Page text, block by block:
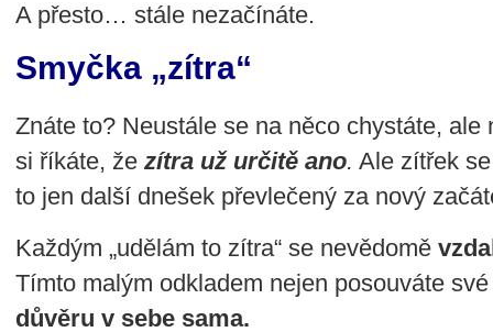
A přesto… stále nezačínáte.
Smyčka „zítra“
Znáte to? Neustále se na něco chystáte,
si říkáte, že zítra už určitě ano. Ale zítřek
to jen další dnešek převlečený za nový
Každým „udělám to zítra“ se nevědomě
Tímto malým odkladem nejen posouváte
důvěru v sebe sama.